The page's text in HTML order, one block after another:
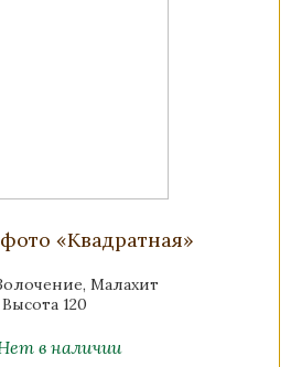
«Квадратная»
Малахит
Высота 120
в наличии